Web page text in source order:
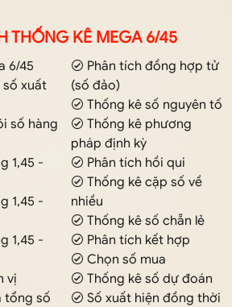
THỐNG KÊ MEGA 6/45
6/45
số xuất
số hàng
1,45 -
1,45 -
1,45 -
vị
tổng số
Phân tích đồng hợp tử
(số đảo)
Thống kê số nguyên tố
Thống kê phương
pháp định kỳ
Phân tích hồi qui
Thống kê cặp số về
nhiều
Thống kê số chẵn lẻ
Phân tích kết hợp
Chọn số mua
Thống kê số dự đoán
Số xuất hiện đồng thời